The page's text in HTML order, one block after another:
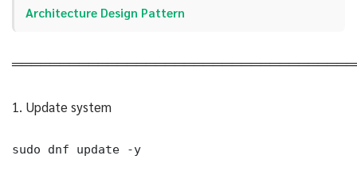
Architecture Design Pattern
1. Update system
sudo dnf update -y